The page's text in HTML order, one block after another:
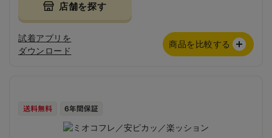
店舗を探す
試着アプリを
ダウンロード
商品を比較する